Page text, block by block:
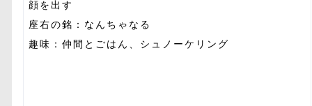
顔を出す
座右の銘：なんちゃなる
趣味：仲間とごはん、シュノーケリング